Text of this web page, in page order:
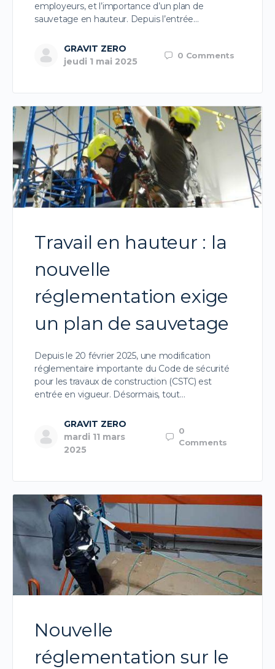
employeurs, et l’importance d’un plan de
sauvetage en hauteur. Depuis l’entrée…
GRAVIT ZERO
jeudi 1 mai 2025
0 Comments
Travail en hauteur : la
nouvelle
réglementation exige
un plan de sauvetage
Depuis le 20 février 2025, une modification
réglementaire importante du Code de sécurité
pour les travaux de construction (CSTC) est
entrée en vigueur. Désormais, tout…
GRAVIT ZERO
mardi 11 mars
2025
0
Comments
Nouvelle
réglementation sur le